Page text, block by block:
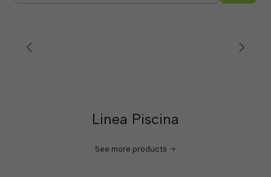
Linea Piscina
See more products